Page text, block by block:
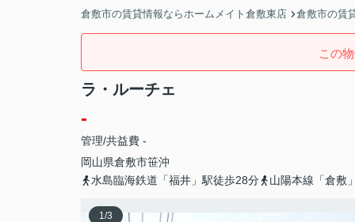
倉敷市の賃貸情報ならホームメイト倉敷東店 倉敷市の賃
この
ラ・ルーチェ
-
管理/共益費 -
岡山県倉敷市笹沖
水島臨海鉄道「福井」駅徒歩28分
山陽本線「倉敷
1/3